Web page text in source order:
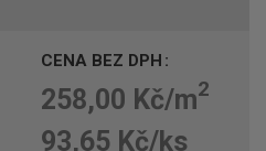
CENA BEZ DPH
258,00 Kč/m2
93,65 Kč/ks